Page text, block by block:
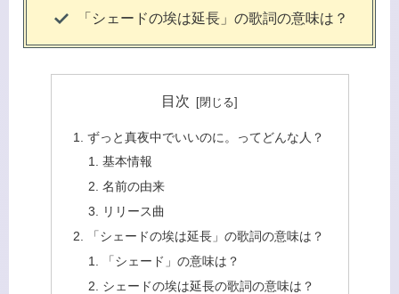
「シェードの埃は延長」の歌詞の意味は？
目次
ずっと真夜中でいいのに。ってどんな人？
基本情報
名前の由来
リリース曲
「シェードの埃は延長」の歌詞の意味は？
「シェード」の意味は？
シェードの埃は延長の歌詞の意味は？